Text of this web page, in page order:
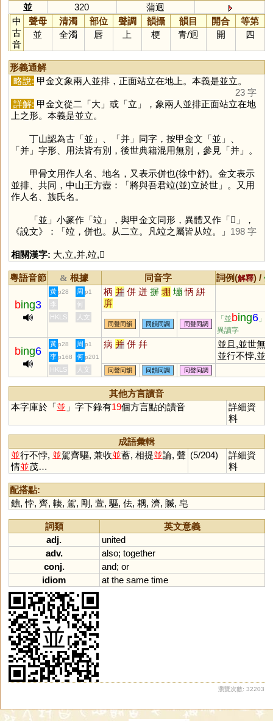
並
320
蒲迥
中
古
音
聲母 清濁 部位 聲調 韻攝 韻目 開合
等第
並
全濁 唇 上 梗 青/迥 開 四
形義通解
略說: 甲金文象兩人並排，正面站立在地上。本義是並立。
23 字
詳解: 甲金文從二「大」或「立 」，象兩人並排正面站立在地
上之形。本義是並立。
丁山認為古「並 」、「并」同字，按甲金文「並 」、
「并」字形、用法皆有別，後世典籍混用無別，參見「并」。
甲骨文用作人名、地名，又表示併也(徐中舒)。金文表示
並排、共同，中山王方壺：「將與吾君竝(並)立於世」。又用
作人名、族氏名。
「並 」小篆作「竝 」，與甲金文同形，異體又作「𡘋 」，
《說文》：「竝，併也。从二立。凡竝之屬皆从竝。」 198 字
相關漢字: 大,立,并,竝,𡘋
粵語音節 & 根據 同音字 詞例(解釋) /
bing3
黃 p28 周 p1 柄 并 併 迸 摒 堋 塴 怲 絣
庰
李
何
HKLS
人文
同聲同韻 同韻同調 同聲同調
「並 bing6 」的
異讀字
bing6
黃 p28 周 p1 病 并 併 幷
並且,並世無
並行不悖,並
作戰,並駕齊
並列,圖文並
李 p168 何 p201
HKLS 人文 同聲同韻 同韻同調 同聲同調
其他方言讀音
本字庫於「並 」字下錄有19個方言點的讀音
詳細資
料
成語彙輯
並行不悖, 並駕齊驅, 兼收並蓄, 相提並論, 聲
情並茂…
(5/204)
詳細資
料
配搭點:
鑣,悖, 齊, 輳, 駕, 剛 , 萱, 驅, 佉, 耦, 濟, 贓, 皂
詞類
英文意義
adj.
united
adv.
also; together
conj.
and; or
idiom
at the same time
瀏覽次數: 32203